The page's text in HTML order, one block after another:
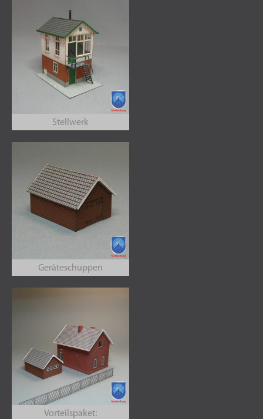
Stellwerk
Geräteschuppen
Vorteilspaket: